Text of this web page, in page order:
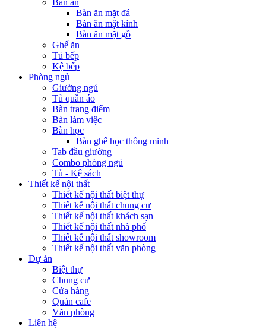
Bàn ăn
Bàn ăn mặt đá
Bàn ăn mặt kính
Bàn ăn mặt gỗ
Ghế ăn
Tủ bếp
Kệ bếp
Phòng ngủ
Giường ngủ
Tủ quần áo
Bàn trang điểm
Bàn làm việc
Bàn học
Bàn ghế học thông minh
Tab đầu giường
Combo phòng ngủ
Tủ - Kệ sách
Thiết kế nội thất
Thiết kế nội thất biệt thự
Thiết kế nội thất chung cư
Thiết kế nội thất khách sạn
Thiết kế nội thất nhà phố
Thiết kế nội thất showroom
Thiết kế nội thất văn phòng
Dự án
Biệt thự
Chung cư
Cửa hàng
Quán cafe
Văn phòng
Liên hệ